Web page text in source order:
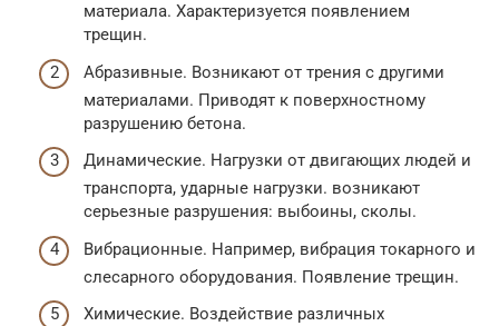
материала. Характеризуется появлением
трещин.
Абразивные. Возникают от трения с другими
материалами. Приводят к поверхностному
разрушению бетона.
Динамические. Нагрузки от двигающих людей и
транспорта, ударные нагрузки. возникают
серьезные разрушения: выбоины, сколы.
Вибрационные. Например, вибрация токарного и
слесарного оборудования. Появление трещин.
Химические. Воздействие различных